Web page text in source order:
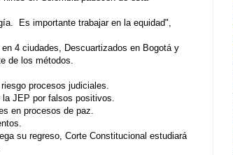
Es importante trabajar en la equidad",
4 ciudades, Descuartizados en Bogotá y
de los métodos.
procesos judiciales.
la JEP por falsos positivos.
en procesos de paz.
su regreso, Corte Constitucional estudiará